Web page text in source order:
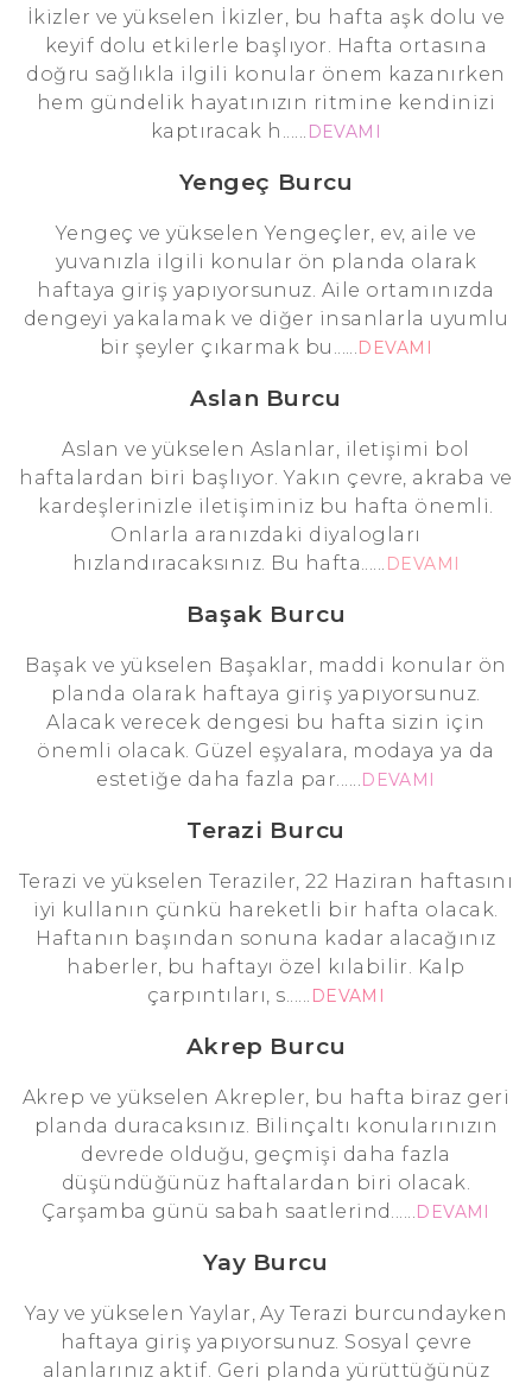
İkizler ve yükselen İkizler, bu hafta aşk dolu ve
keyif dolu etkilerle başlıyor. Hafta ortasına
doğru sağlıkla ilgili konular önem kazanırken
hem gündelik hayatınızın ritmine kendinizi
kaptıracak h...... DEVAMI
Yengeç Burcu
Yengeç ve yükselen Yengeçler, ev, aile ve
yuvanızla ilgili konular ön planda olarak
haftaya giriş yapıyorsunuz. Aile ortamınızda
dengeyi yakalamak ve diğer insanlarla uyumlu
bir şeyler çıkarmak bu......DEVAMI
Aslan Burcu
Aslan ve yükselen Aslanlar, iletişimi bol
haftalardan biri başlıyor. Yakın çevre, akraba ve
kardeşlerinizle iletişiminiz bu hafta önemli.
Onlarla aranızdaki diyalogları
hızlandıracaksınız. Bu hafta...... DEVAMI
Başak Burcu
Başak ve yükselen Başaklar, maddi konular ön
planda olarak haftaya giriş yapıyorsunuz.
Alacak verecek dengesi bu hafta sizin için
önemli olacak. Güzel eşyalara, modaya ya da
estetiğe daha fazla par......DEVAMI
Terazi Burcu
Terazi ve yükselen Teraziler, 22 Haziran haftasını
iyi kullanın çünkü hareketli bir hafta olacak.
Haftanın başından sonuna kadar alacağınız
haberler, bu haftayı özel kılabilir. Kalp
çarpıntıları, s...... DEVAMI
Akrep Burcu
Akrep ve yükselen Akrepler, bu hafta biraz geri
planda duracaksınız. Bilinçaltı konularınızın
devrede olduğu, geçmişi daha fazla
düşündüğünüz haftalardan biri olacak.
Çarşamba günü sabah saatlerind......DEVAMI
Yay Burcu
Yay ve yükselen Yaylar, Ay Terazi burcundayken
haftaya giriş yapıyorsunuz. Sosyal çevre
alanlarınız aktif. Geri planda yürüttüğünüz